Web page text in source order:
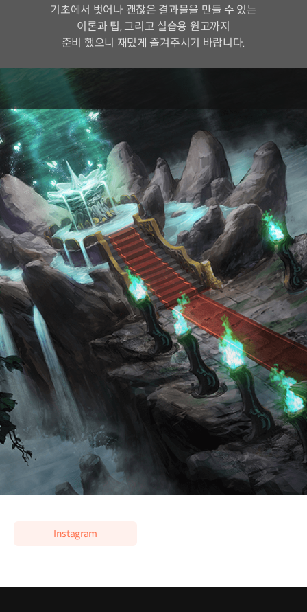
기초에서 벗어나 괜찮은 결과물을 만들 수 있는
이론과 팁, 그리고 실습용 원고까지
준비 했으니 재밌게 즐겨주시기 바랍니다.
와이랩 아카데미 전임 강사
권성목
현) 와이랩 웹툰 아카데미 전임 강사
이력 더보기
전) 네이버 웹툰 <신암행어사> 전화수 컬러 작업
네이버 웹툰 <아일랜드> 2부 컬러 작업
네이버 웹툰 <캉타우> 컬러 작업
네이버 웹툰 <하우스 키퍼> 시즌2 컬러 디렉터
네이버 웹툰 <참교육> 컬러 매니저
카카오페이지 <천룡팔부> 채색 작업
그 외 신작 웹툰 작품 컬러 작업 및 자문 다수
Instagram